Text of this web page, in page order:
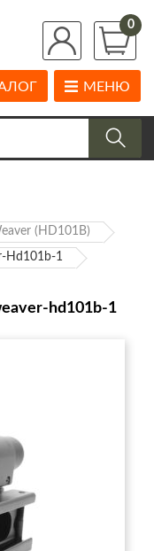
0
МЕНЮ
(HD101B)
Hd101b-1
hd101b-1